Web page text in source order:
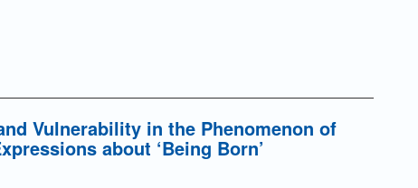
Vulnerability in the Phenomenon of
about ‘Being Born’